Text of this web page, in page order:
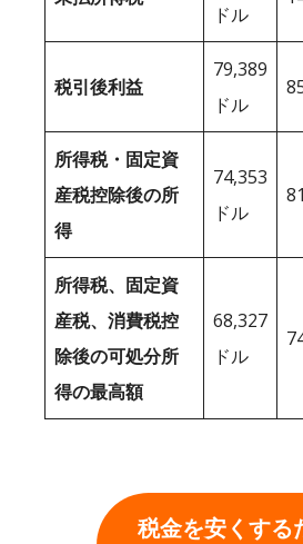
ドル
税引後利益
79,389
ドル
所得税・固定資
産税控除後の所
得
74,353
ドル
所得税、固定資
産税、消費税控
除後の可処分所
得の最高額
68,327
ドル
税金を安くする